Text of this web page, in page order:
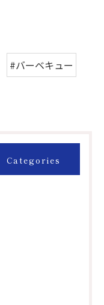
#バーベキュー
Categories